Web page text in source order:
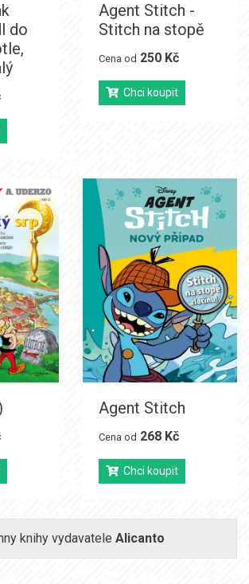
do
Agent Stitch -
Stitch na stopě
Cena od 250 Kč
Chci koupit
Agent Stitch
Cena od 268 Kč
Chci koupit
knihy vydavatele Alicanto